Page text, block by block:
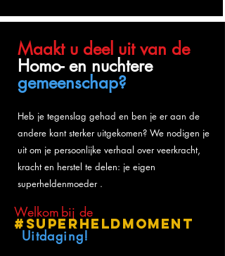
Maakt u deel uit van de
Homo- en nuchtere
gemeenschap?
Heb je tegenslag gehad en ben je er aan de
andere kant sterker uitgekomen? We nodigen je
uit om je persoonlijke verhaal over veerkracht,
kracht en herstel te delen: je eigen
superheldenmoeder .
Welkom bij de
#SuperheldMoment
Uitdaging!